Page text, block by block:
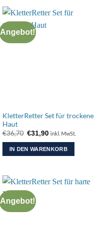
Angebot!
KletterRetter Set für trockene
Haut
€36,70 Ursprünglicher
Preis
war:
€36,70
€31,90Aktueller
ist:
€31,90.
inkl. MwSt.
IN DEN WARENKORB
Angebot!